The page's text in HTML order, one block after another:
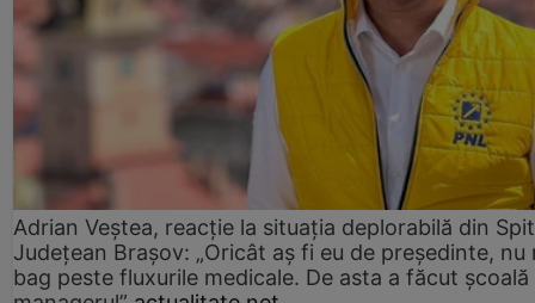
Adrian Veștea, reacție la situația deplorabilă din
Județean Brașov: „Oricât aș fi eu de președinte, nu
bag peste fluxurile medicale. De asta a făcut școală